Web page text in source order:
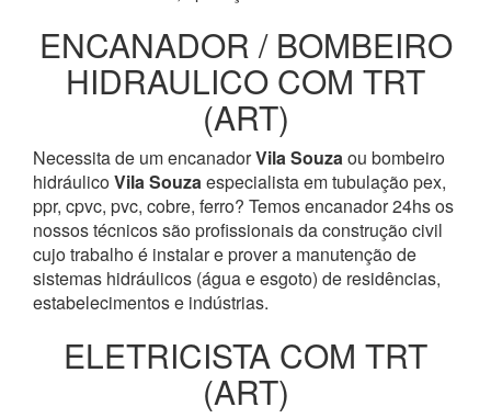
ENCANADOR / BOMBEIRO
HIDRAULICO COM TRT
(ART)
Necessita de um encanadorVila Souzaou bombeiro
hidráulicoVila Souzaespecialista em tubulação pex,
ppr, cpvc, pvc, cobre, ferro? Temos encanador 24hs os
nossos técnicos são profissionais da construção civil
cujo trabalho é instalar e prover a manutenção de
sistemas hidráulicos (água e esgoto) de residências,
estabelecimentos e indústrias.
ELETRICISTA COM TRT
(ART)